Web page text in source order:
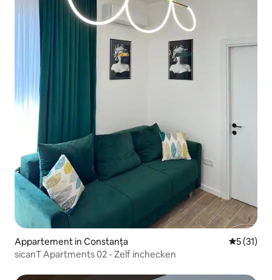
Appartement in Constanța
5 (31)
sicanT Apartments 02 - Zelf inchecken